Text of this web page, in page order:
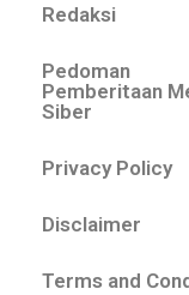
Redaksi
Pedoman
Pemberitaan
Siber
Privacy Policy
Disclaimer
Terms and